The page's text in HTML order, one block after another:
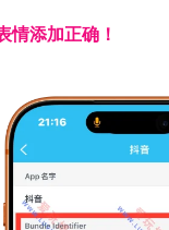
添加正确！